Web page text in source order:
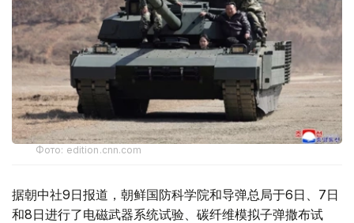
Фото: edition.cnn.com
据朝中社9日报道，朝鲜国防科学院和导弹总局于6日、7日
和8日进行了电磁武器系统试验、碳纤维模拟子弹撒布试